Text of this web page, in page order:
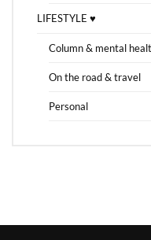
LIFESTYLE ♥
Column & mental
On the road & travel
Personal